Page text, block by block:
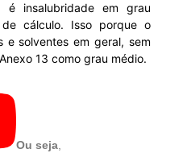
é insalubridade em grau
cálculo. Isso porque o
e solventes em geral, sem
13 como grau médio.
Ou seja,